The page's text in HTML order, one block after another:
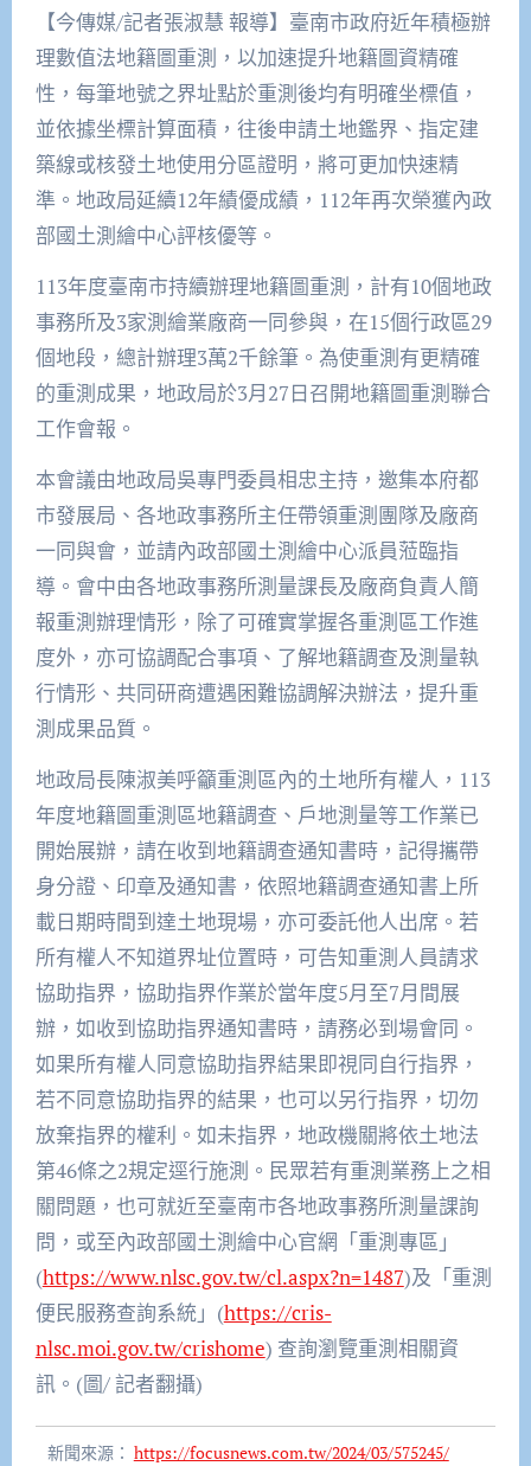
【今傳媒/記者張淑慧 報導】臺南市政府近年積極辦
理數值法地籍圖重測，以加速提升地籍圖資精確
性，每筆地號之界址點於重測後均有明確坐標值，
並依據坐標計算面積，往後申請土地鑑界、指定建
築線或核發土地使用分區證明，將可更加快速精
準。地政局延續12年績優成績，112年再次榮獲內政
部國土測繪中心評核優等。
113年度臺南市持續辦理地籍圖重測，計有10個地政
事務所及3家測繪業廠商一同參與，在15個行政區29
個地段，總計辦理3萬2千餘筆。為使重測有更精確
的重測成果，地政局於3月27日召開地籍圖重測聯合
工作會報。
本會議由地政局吳專門委員相忠主持，邀集本府都
市發展局、各地政事務所主任帶領重測團隊及廠商
一同與會，並請內政部國土測繪中心派員蒞臨指
導。會中由各地政事務所測量課長及廠商負責人簡
報重測辦理情形，除了可確實掌握各重測區工作進
度外，亦可協調配合事項、了解地籍調查及測量執
行情形、共同研商遭遇困難協調解決辦法，提升重
測成果品質。
地政局長陳淑美呼籲重測區內的土地所有權人，113
年度地籍圖重測區地籍調查、戶地測量等工作業已
開始展辦，請在收到地籍調查通知書時，記得攜帶
身分證、印章及通知書，依照地籍調查通知書上所
載日期時間到達土地現場，亦可委託他人出席。若
所有權人不知道界址位置時，可告知重測人員請求
協助指界，協助指界作業於當年度5月至7月間展
辦，如收到協助指界通知書時，請務必到場會同。
如果所有權人同意協助指界結果即視同自行指界，
若不同意協助指界的結果，也可以另行指界，切勿
放棄指界的權利。如未指界，地政機關將依土地法
第46條之2規定逕行施測。民眾若有重測業務上之相
關問題，也可就近至臺南市各地政事務所測量課詢
問，或至內政部國土測繪中心官網「重測專區」
(https://www.nlsc.gov.tw/cl.aspx?n=1487)及「重測
便民服務查詢系統」(https://cris-
nlsc.moi.gov.tw/crishome) 查詢瀏覽重測相關資
訊。(圖/ 記者翻攝)
新聞來源： https://focusnews.com.tw/2024/03/575245/